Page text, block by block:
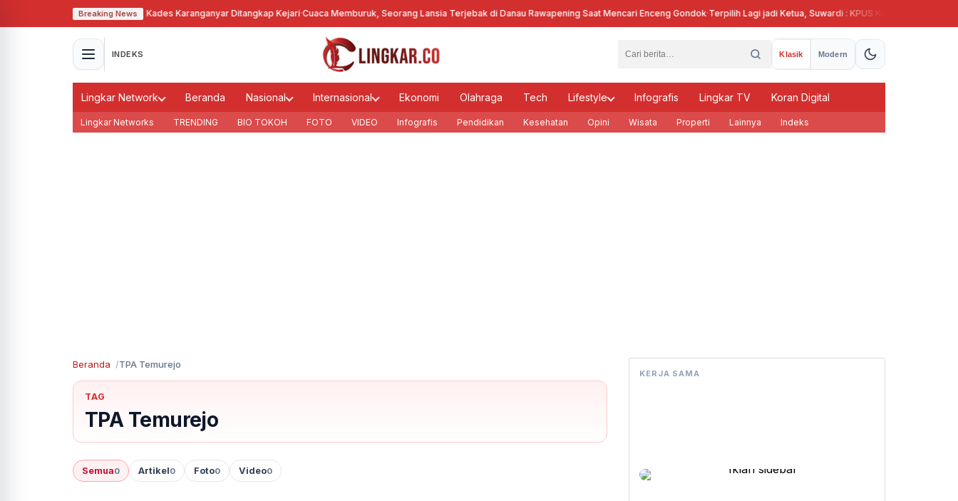
Breaking News
Tanah Bengkok, Kades Karanganyar Ditangkap Kejari·Cuaca Memburuk, Seorang Lansia Terjebak di Danau Rawapening Saat Mencari Enceng Gondok·Terpilih Lagi jadi Ketua, Suwardi : KPUS Kendal Siap Terlibat
INDEKS Klasik Modern
Lingkar Network Beranda Nasional Internasional Ekonomi Olahraga Tech Lifestyle Infografis Lingkar TV Koran Digital
Lingkar Networks TRENDING BIO TOKOH FOTO VIDEO Infografis Pendidikan Kesehatan Opini Wisata Properti Lainnya Indeks
Beranda TPA Temurejo
TAG
TPA Temurejo
Semua0 Artikel0 Foto0 Video0
KERJA SAMA